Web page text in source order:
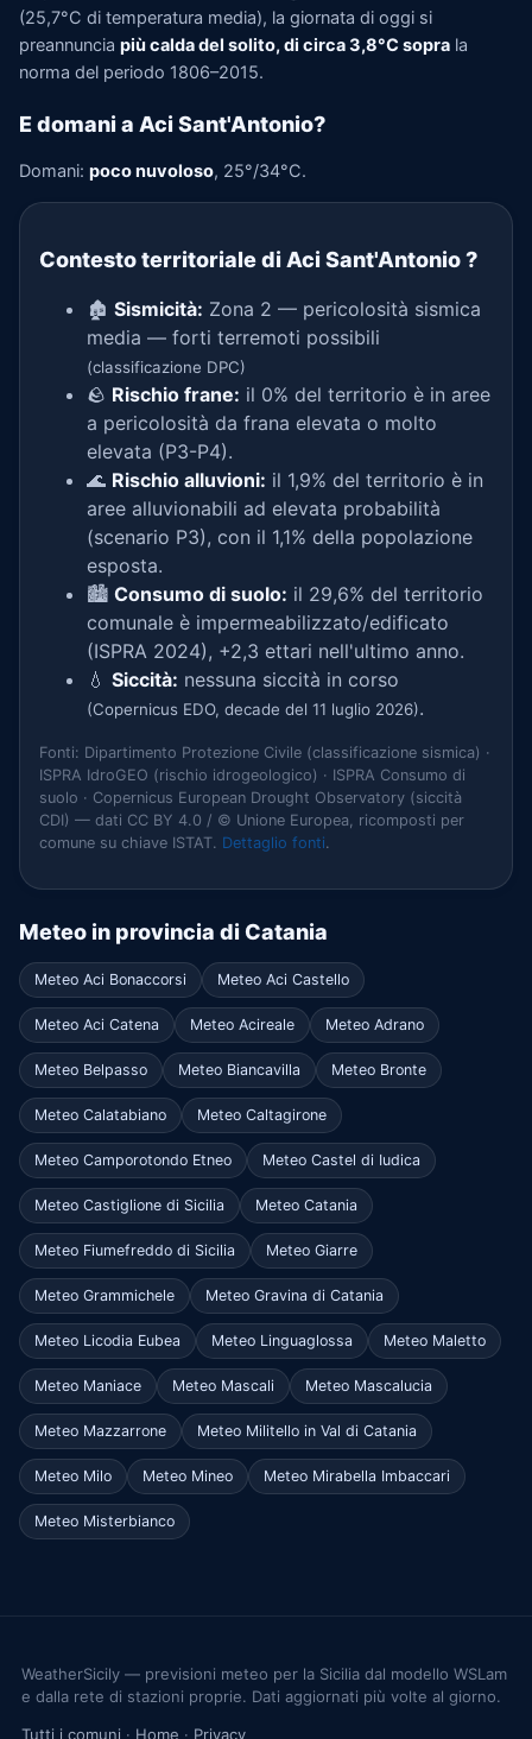
(25,7°C di temperatura media), la giornata di oggi si
preannuncia più calda del solito, di circa 3,8°C sopra la
norma del periodo 1806–2015.
E domani a Aci Sant'Antonio?
Domani: poco nuvoloso, 25°/34°C.
Contesto territoriale di Aci Sant'Antonio?
🏚️ Sismicità: Zona 2 — pericolosità sismica
media — forti terremoti possibili
(classificazione DPC)
🪨 Rischio frane: il 0% del territorio è in aree
a pericolosità da frana elevata o molto
elevata (P3-P4).
🌊 Rischio alluvioni: il 1,9% del territorio è in
aree alluvionabili ad elevata probabilità
(scenario P3), con il 1,1% della popolazione
esposta.
🏙️ Consumo di suolo: il 29,6% del territorio
comunale è impermeabilizzato/edificato
(ISPRA 2024), +2,3 ettari nell'ultimo anno.
💧 Siccità: nessuna siccità in corso
(Copernicus EDO, decade del 11 luglio 2026).
Fonti: Dipartimento Protezione Civile (classificazione sismica) ·
ISPRA IdroGEO (rischio idrogeologico) · ISPRA Consumo di
suolo · Copernicus European Drought Observatory (siccità
CDI) — dati CC BY 4.0 / © Unione Europea, ricomposti per
comune su chiave ISTAT. Dettaglio fonti.
Meteo in provincia di Catania
Meteo Aci Bonaccorsi Meteo Aci Castello
Meteo Aci Catena Meteo Acireale Meteo Adrano
Meteo Belpasso Meteo Biancavilla Meteo Bronte
Meteo Calatabiano Meteo Caltagirone
Meteo Camporotondo Etneo Meteo Castel di Iudica
Meteo Castiglione di Sicilia Meteo Catania
Meteo Fiumefreddo di Sicilia Meteo Giarre
Meteo Grammichele Meteo Gravina di Catania
Meteo Licodia Eubea Meteo Linguaglossa Meteo Maletto
Meteo Maniace Meteo Mascali Meteo Mascalucia
Meteo Mazzarrone Meteo Militello in Val di Catania
Meteo Milo Meteo Mineo Meteo Mirabella Imbaccari
Meteo Misterbianco
WeatherSicily — previsioni meteo per la Sicilia dal modello WSLam
e dalla rete di stazioni proprie. Dati aggiornati più volte al giorno.
Tutti i comuni · Home · Privacy